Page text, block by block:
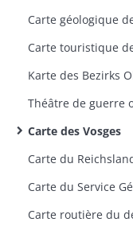
Carte touristique
Karte des Bezirks
Carte des Vosges
Carte du
Carte du Service